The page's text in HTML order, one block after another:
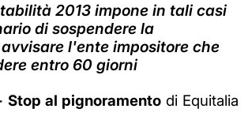
2013 impone in tali casi
di sospendere la
l'ente impositore che
entro 60 giorni
Stop al pignoramentodi Equitalia